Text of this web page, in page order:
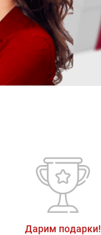
Дарим подарки!